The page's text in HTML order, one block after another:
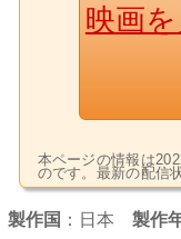
映画
本ページの情報は
のです。最新の配信
製作国 ： 日本 製作